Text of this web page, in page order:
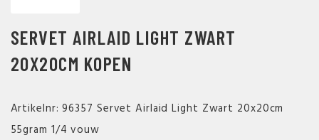
SERVET AIRLAID LIGHT ZWART
20X20CM KOPEN
Artikelnr: 96357 Servet Airlaid Light Zwart 20x20cm
55gram 1/4 vouw